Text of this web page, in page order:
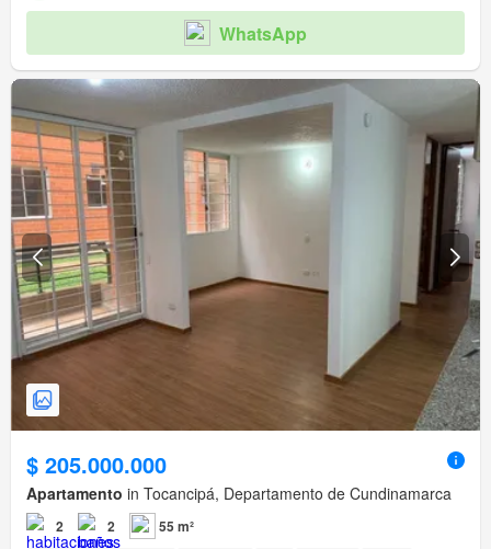
WhatsApp
$ 205.000.000
Apartamento in Tocancipá, Departamento de Cundinamarca
2 2 55 m²